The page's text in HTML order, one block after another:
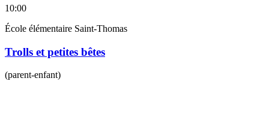
10:00
École élémentaire Saint-Thomas
Trolls et petites bêtes
(parent-enfant)